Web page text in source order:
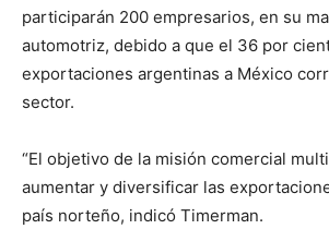
participarán 200 empresarios, en su
automotriz, debido a que el 36 por
exportaciones argentinas a México
sector.
“El objetivo de la misión comercial
aumentar y diversificar las
país norteño, indicó Timerman.